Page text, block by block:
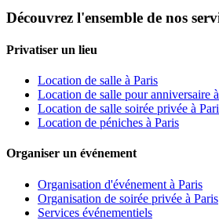
Découvrez l'ensemble de nos
Privatiser un lieu
Location de salle à Paris
Location de salle pour anniversaire
Location de salle soirée privée à
Location de péniches à Paris
Organiser un événement
Organisation d'événement à Paris
Organisation de soirée privée à Paris
Services événementiels